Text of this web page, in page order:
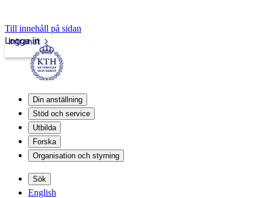
Till innehåll på sidan
Intranät
Logga in
Din anställning
Stöd och service
Utbilda
Forska
Organisation och styrning
Sök
English